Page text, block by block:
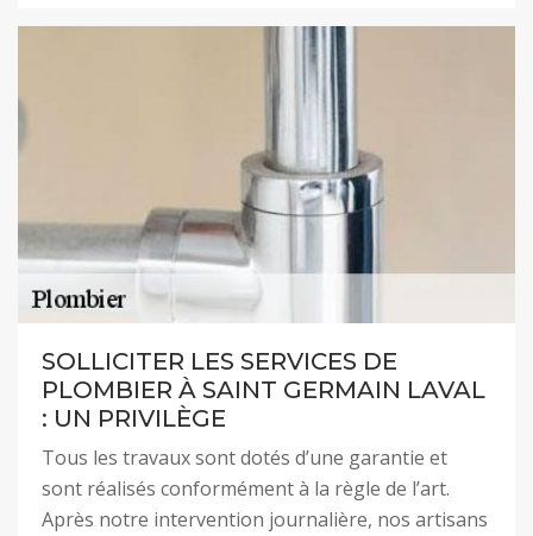
SOLLICITER LES SERVICES DE
PLOMBIER À SAINT GERMAIN LAVAL
: UN PRIVILÈGE
Tous les travaux sont dotés d’une garantie et
sont réalisés conformément à la règle de l’art.
Après notre intervention journalière, nos artisans